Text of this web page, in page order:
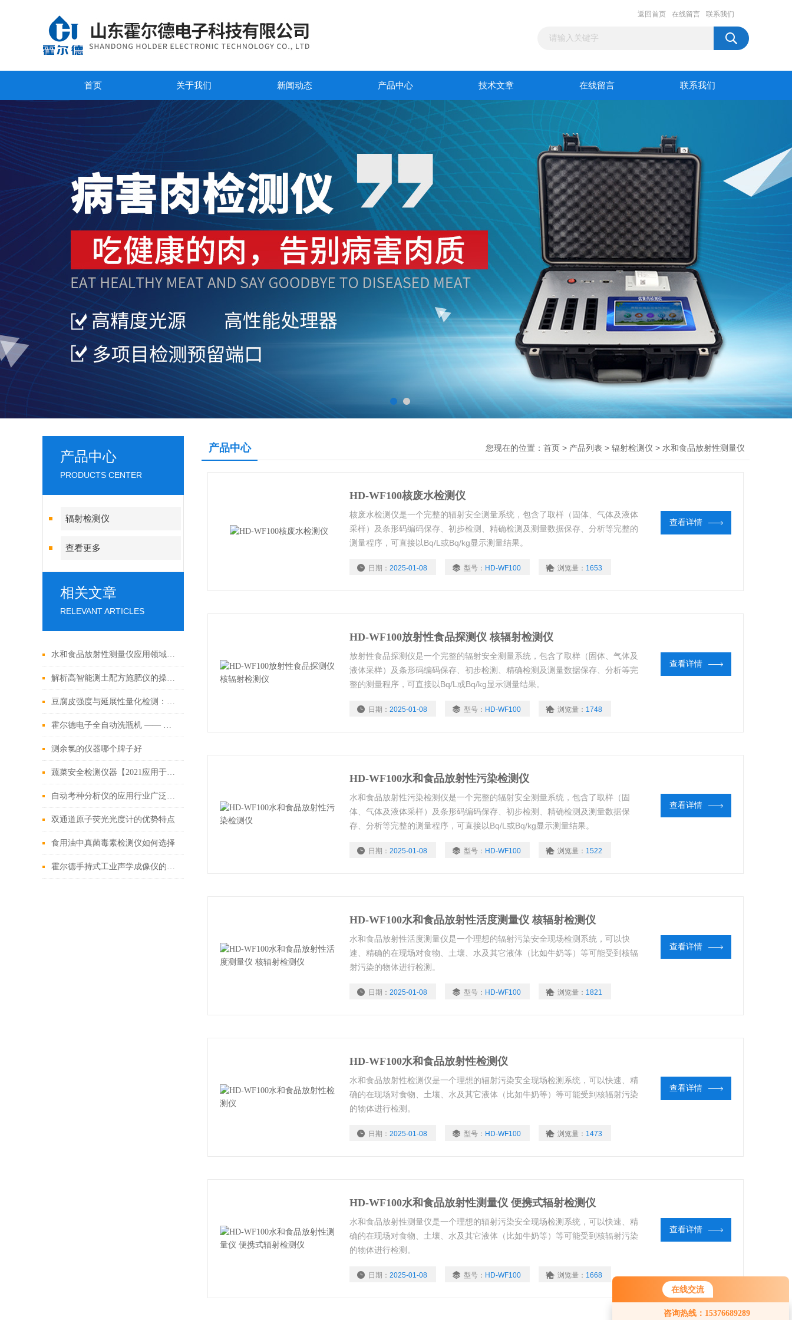
在线交流
咨询热线：15376689289
您好！欢迎前来咨询，很高兴为您
服务，请问您要咨询什么问题呢？
返回首页 在线留言 联系我们
首页 关于我们 新闻动态 产品中心 技术文章 在线留言 联系我们
产品中心
PRODUCTS CENTER
辐射检测仪
查看更多
相关文章
RELEVANT ARTICLES
水和食品放射性测量仪应用领域广泛
解析高智能测土配方施肥仪的操作步骤
豆腐皮强度与延展性量化检测：霍尔德电子质构仪实操演示
霍尔德电子全自动洗瓶机 —— 实验室玻璃器皿智能清洗优选方案
测余氯的仪器哪个牌子好
蔬菜安全检测仪器【2021应用于蔬菜农残检测的仪器】
自动考种分析仪的应用行业广泛「霍尔德仪器推荐」
双通道原子荧光光度计的优势特点
食用油中真菌毒素检测仪如何选择
霍尔德手持式工业声学成像仪的检测原理
产品中心 您现在的位置： 首页 > 产品列表 > 辐射检测仪 > 水和食品放射性测量仪
HD-WF100核废水检测仪
核废水检测仪是一个完整的辐射安全测量系统，包含了取样（固体、气体及液体
采样）及条形码编码保存、初步检测、精确检测及测量数据保存、分析等完整的
测量程序，可直接以Bq/L或Bq/kg显示测量结果。
日期： 2025-01-08 型号： HD-WF100 浏览量： 1653
查看详情
HD-WF100放射性食品探测仪 核辐射检测仪
放射性食品探测仪是一个完整的辐射安全测量系统，包含了取样（固体、气体及
液体采样）及条形码编码保存、初步检测、精确检测及测量数据保存、分析等完
整的测量程序，可直接以Bq/L或Bq/kg显示测量结果。
日期： 2025-01-08 型号： HD-WF100 浏览量： 1748
查看详情
HD-WF100水和食品放射性污染检测仪
水和食品放射性污染检测仪是一个完整的辐射安全测量系统，包含了取样（固
体、气体及液体采样）及条形码编码保存、初步检测、精确检测及测量数据保
存、分析等完整的测量程序，可直接以Bq/L或Bq/kg显示测量结果。
日期： 2025-01-08 型号： HD-WF100 浏览量： 1522
查看详情
HD-WF100水和食品放射性活度测量仪 核辐射检测仪
水和食品放射性活度测量仪是一个理想的辐射污染安全现场检测系统，可以快
速、精确的在现场对食物、土壤、水及其它液体（比如牛奶等）等可能受到核辐
射污染的物体进行检测。
日期： 2025-01-08 型号： HD-WF100 浏览量： 1821
查看详情
HD-WF100水和食品放射性检测仪
水和食品放射性检测仪是一个理想的辐射污染安全现场检测系统，可以快速、精
确的在现场对食物、土壤、水及其它液体（比如牛奶等）等可能受到核辐射污染
的物体进行检测。
日期： 2025-01-08 型号： HD-WF100 浏览量： 1473
查看详情
HD-WF100水和食品放射性测量仪 便携式辐射检测仪
水和食品放射性测量仪是一个理想的辐射污染安全现场检测系统，可以快速、精
确的在现场对食物、土壤、水及其它液体（比如牛奶等）等可能受到核辐射污染
的物体进行检测。
日期： 2025-01-08 型号： HD-WF100 浏览量： 1668
查看详情